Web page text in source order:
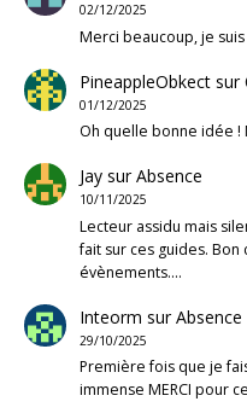
02/12/2025
Merci beaucoup, je
PineappleObkectsur
01/12/2025
Oh quelle bonne idée !
JaysurAbsence
10/11/2025
Lecteur assidu mais
fait sur ces guides.
évènements.…
Inteorm surAbsence
29/10/2025
Première fois que je
immense MERCI pour